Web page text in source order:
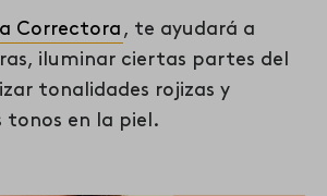
Correctora , te ayudará a
iluminar ciertas partes del
tonalidades rojizas y
tonos en la piel.